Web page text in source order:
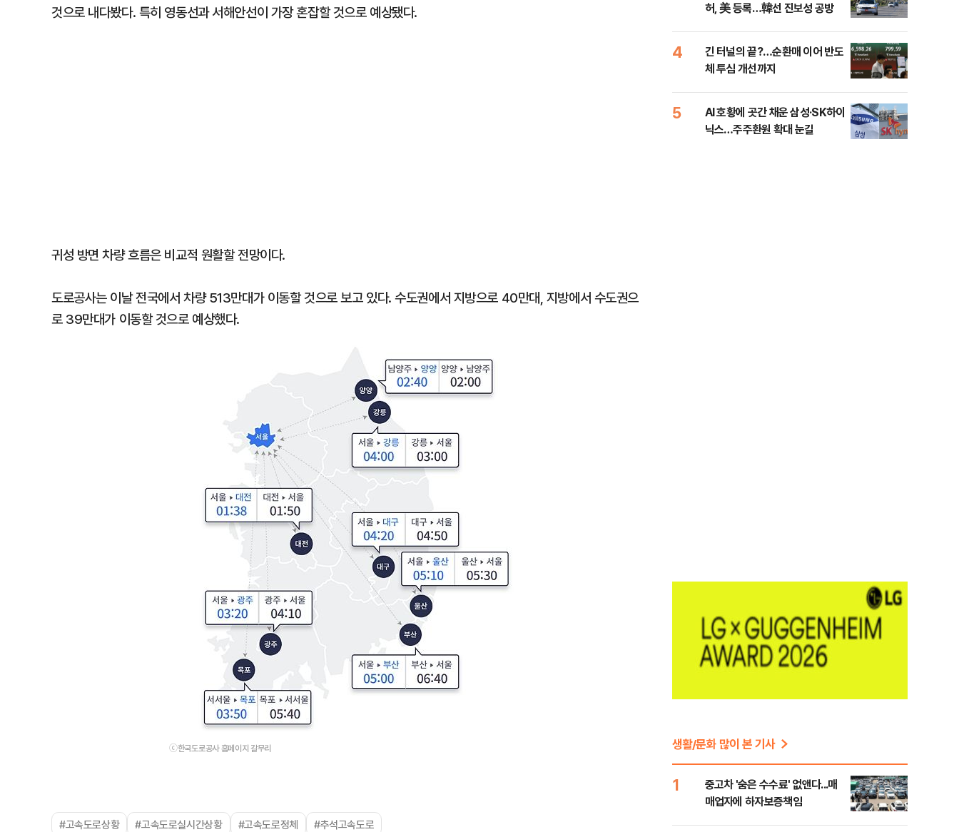
것으로 내다봤다. 특히 영동선과 서해안선이 가장 혼잡할 것으로 예상됐다.
귀성 방면 차량 흐름은 비교적 원활할 전망이다.
도로공사는 이날 전국에서 차량 513만대가 이동할 것으로 보고 있다. 수도권에서 지방으로 40만대, 지방에서 수도권으
로 39만대가 이동할 것으로 예상했다.
ⓒ한국도로공사 홈페이지 갈무리
#고속도로상황 #고속도로실시간상황 #고속도로정체 #추석고속도로
허, 美 등록…韓선 진보성 공방
4
긴 터널의 끝?…순환매 이어 반도
체 투심 개선까지
5
AI 호황에 곳간 채운 삼성·SK하이
닉스…주주환원 확대 눈길
생활/문화 많이 본 기사
1
중고차 '숨은 수수료' 없앤다...매
매업자에 하자보증책임